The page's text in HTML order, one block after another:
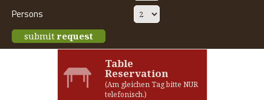
Persons
submit request
Table
Reservation
(Am gleichen Tag bitte NUR
telefonisch.)